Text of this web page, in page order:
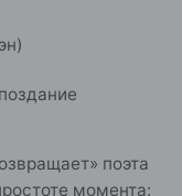
поэта
момента: